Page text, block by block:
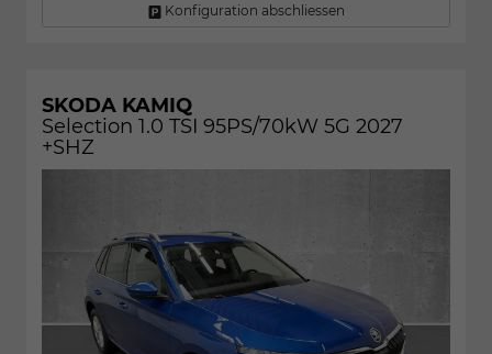
Konfiguration abschliessen
SKODA KAMIQ
Selection 1.0 TSI 95PS/70kW 5G 2027
+SHZ